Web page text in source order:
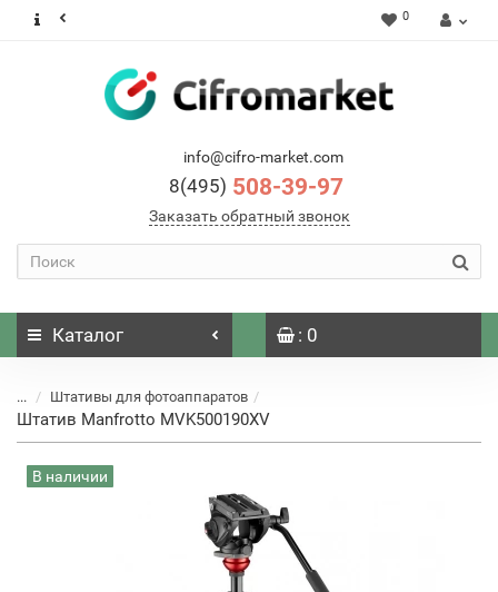
0
info@cifro-market.com
8(495) 508-39-97
Заказать обратный звонок
Каталог : 0
... Штативы для фотоаппаратов
Штатив Manfrotto MVK500190XV
В наличии